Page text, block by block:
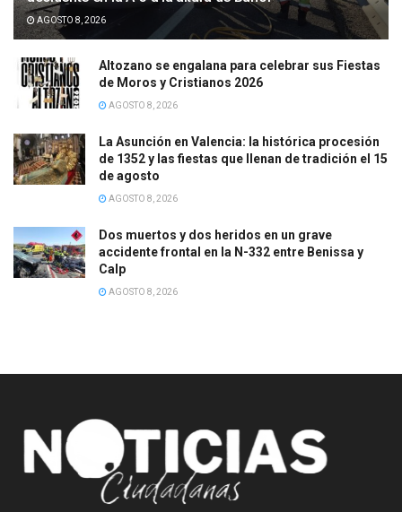
AGOSTO 8, 2026
Altozano se engalana para celebrar sus Fiestas
de Moros y Cristianos 2026
AGOSTO 8, 2026
La Asunción en Valencia: la histórica procesión
de 1352 y las fiestas que llenan de tradición el 15
de agosto
AGOSTO 8, 2026
Dos muertos y dos heridos en un grave
accidente frontal en la N-332 entre Benissa y
Calp
AGOSTO 8, 2026